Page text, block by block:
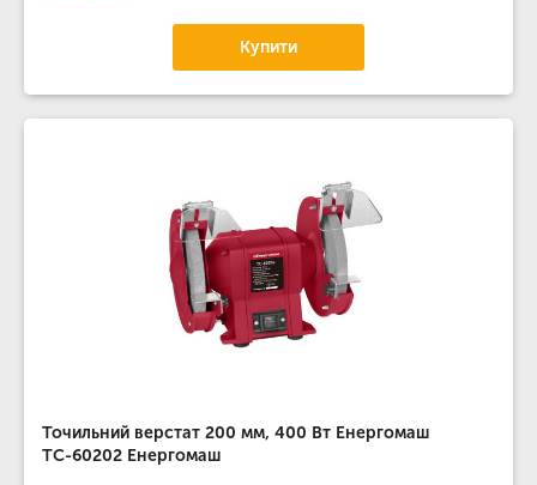
Купити
Точильний верстат 200 мм, 400 Вт Енергомаш
ТС-60202 Енергомаш